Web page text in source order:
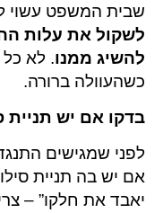
שבית המשפט עשוי
לשקול את עלות
להשיג ממנו. לא
כשהעוולה ברורה.
בדקו אם יש תניית
לפני שמגישים
אם יש בה תניית
יאבד את חלקו” –